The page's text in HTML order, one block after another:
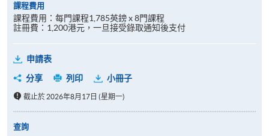
課程費用
課程費用：每門課程1,785英鎊 x 8門課程
註冊費：1,200港元，一旦接受錄取通知後支付
申請表
分享
列印 小冊子
截止於 2026年8月17日 (星期一)
查詢